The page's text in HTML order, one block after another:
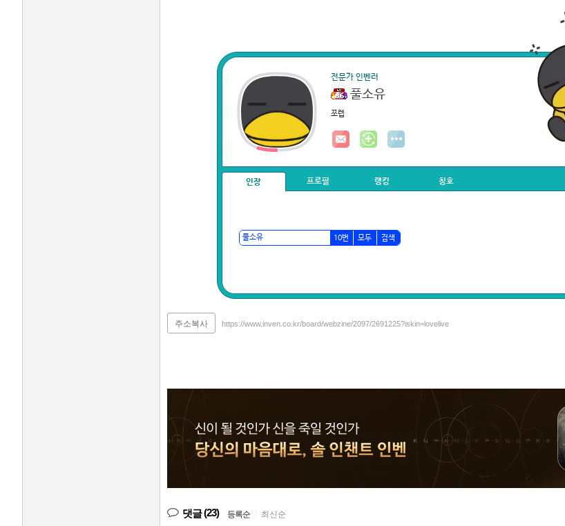
전문가 인벤러
풀소유
쪼렙
인장 프로필 랭킹 칭호
10번 모두 검색
주소복사 https://www.inven.co.kr/board/webzine/2097/2691225?iskin=lovelive
댓글(23) 등록순 최신순